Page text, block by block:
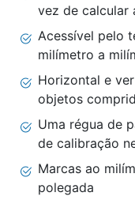
vez de calcular
Acessível pelo
milímetro a
Horizontal e
objetos
Uma régua de
de calibração
Marcas ao
polegada